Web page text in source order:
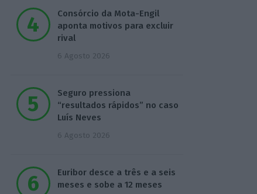
Consórcio da Mota-Engil
aponta motivos para excluir
rival
6 Agosto 2026
Seguro pressiona
“resultados rápidos” no caso
Luís Neves
6 Agosto 2026
Euribor desce a três e a seis
meses e sobe a 12 meses